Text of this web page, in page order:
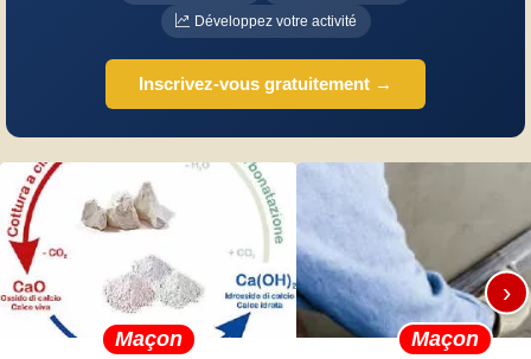
Développez votre activité
Inscrivez-vous gratuitement →
Maçon Maçon
›